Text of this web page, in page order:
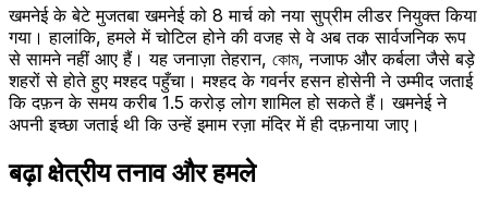
खमनेई के बेटे मुजतबा खमनेई को 8 मार्च को नया सुप्रीम लीडर नियुक्त किया
गया। हालांकि, हमले में चोटिल होने की वजह से वे अब तक सार्वजनिक रूप
से सामने नहीं आए हैं। यह जनाज़ा तेहरान, কোম, नजाफ और कर्बला जैसे बड़े
शहरों से होते हुए मश्हद पहुँचा। मश्हद के गवर्नर हसन होसेनी ने उम्मीद जताई
कि दफ़न के समय करीब 1.5 करोड़ लोग शामिल हो सकते हैं। खमनेई ने
अपनी इच्छा जताई थी कि उन्हें इमाम रज़ा मंदिर में ही दफ़नाया जाए।
बढ़ा क्षेत्रीय तनाव और हमले